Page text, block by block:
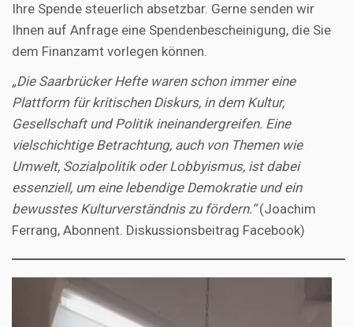
Ihre Spende steuerlich absetzbar. Gerne senden wir
Ihnen auf Anfrage eine Spendenbescheinigung, die Sie
dem Finanzamt vorlegen können.
„Die Saarbrücker Hefte waren schon immer eine
Plattform für kritischen Diskurs, in dem Kultur,
Gesellschaft und Politik ineinandergreifen. Eine
vielschichtige Betrachtung, auch von Themen wie
Umwelt, Sozialpolitik oder Lobbyismus, ist dabei
essenziell, um eine lebendige Demokratie und ein
bewusstes Kulturverständnis zu fördern.“(Joachim
Ferrang, Abonnent. Diskussionsbeitrag Facebook)